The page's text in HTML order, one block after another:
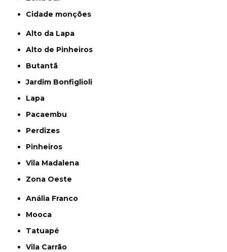
cidade monções
Alto da Lapa
Alto de Pinheiros
Butantã
Jardim Bonfiglioli
Lapa
Pacaembu
Perdizes
Pinheiros
Vila Madalena
Zona Oeste
Anália Franco
Mooca
Tatuapé
Vila Carrão